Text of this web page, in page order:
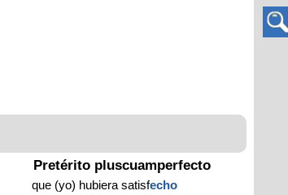
Pretérito pluscuamperfecto
que (yo) hubiera satisfecho